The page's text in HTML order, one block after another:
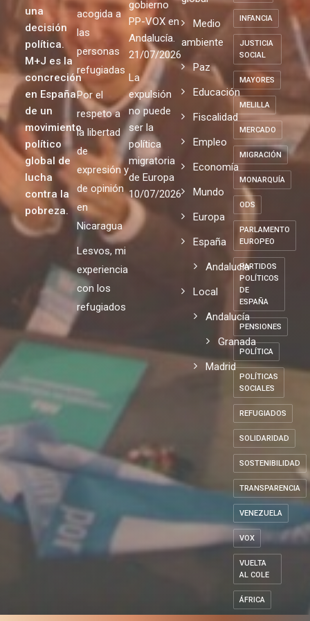
una
decisión
política.
M+J es la
concreción
en España
de un
movimiento
político
global de
lucha
contra la
pobreza.
acogida a
las
personas
refugiadas
Por el
respeto a
la libertad
de
expresión y
de opinión
en
Nicaragua
Lesvos, mi
experiencia
con los
refugiados
gobierno
PP-VOX en
Andalucía.
21/07/2026
La
expulsión
no puede
ser la
política
migratoria
de Europa
10/07/2026
Medio
ambiente
Paz
Educación
Fiscalidad
Empleo
Economía
Mundo
Europa
España
Andalucia
Local
Andalucía
Granada
Madrid
INFANCIA
JUSTICIA
SOCIAL
MAYORES
MELILLA
MERCADO
MIGRACIÓN
MONARQUÍA
ODS
PARLAMENTO
EUROPEO
PARTIDOS
POLÍTICOS
DE
ESPAÑA
PENSIONES
POLÍTICA
POLÍTICAS
SOCIALES
REFUGIADOS
SOLIDARIDAD
SOSTENIBILIDAD
TRANSPARENCIA
VENEZUELA
VOX
VUELTA
AL COLE
ÁFRICA